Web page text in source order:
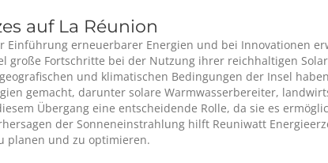
auf La Réunion
Einführung erneuerbarer Energien und bei Innovationen
große Fortschritte bei der Nutzung ihrer reichhaltigen
und klimatischen Bedingungen der Insel
gemacht, darunter solare Warmwasserbereiter,
Übergang eine entscheidende Rolle, da sie es
der Sonneneinstrahlung hilft Reuniwatt
planen und zu optimieren.